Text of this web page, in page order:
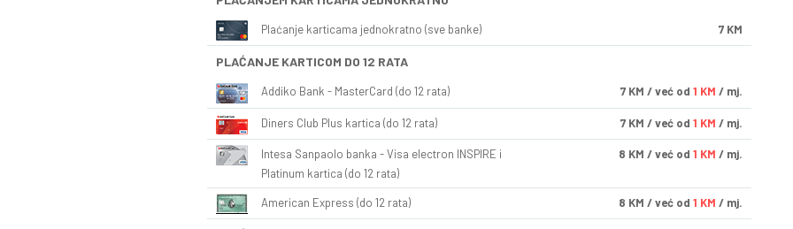
Plaćanje karticama jednokratno (sve banke) 7 KM
PLAĆANJE KARTICOM DO 12 RATA
Addiko Bank - MasterCard (do 12 rata) 7 KM / već od 1 KM / mj.
Diners Club Plus kartica (do 12 rata) 7 KM / već od 1 KM / mj.
Intesa Sanpaolo banka - Visa electron INSPIRE i
Platinum kartica (do 12 rata)
8 KM / već od 1 KM / mj.
American Express (do 12 rata) 8 KM / već od 1 KM / mj.